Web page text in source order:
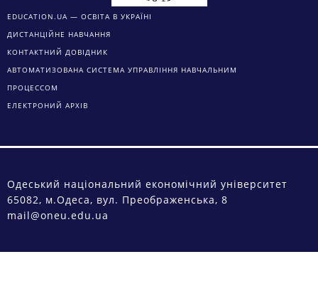
EDUCATION.UA — ОСВІТА В УКРАЇНІ
ДИСТАНЦІЙНЕ НАВЧАННЯ
КОНТАКТНИЙ ДОВІДНИК
АВТОМАТИЗОВАНА СИСТЕМА УПРАВЛІННЯ НАВЧАЛЬНИМ
ПРОЦЕССОМ
ЕЛЕКТРОНИЙ АРХІВ
Одеський національний економічний університет
65082, м.Одеса, вул. Преображенська, 8
mail@oneu.edu.ua